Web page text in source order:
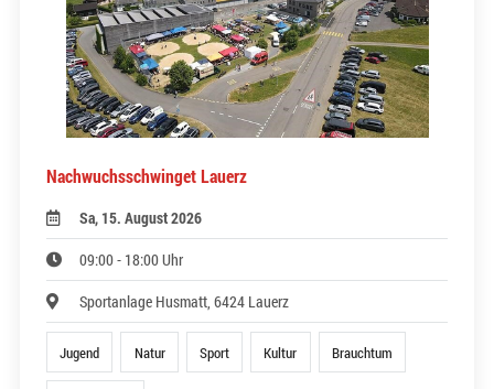
Nachwuchsschwinget Lauerz
Sa, 15. August 2026
09:00 - 18:00 Uhr
Sportanlage Husmatt, 6424 Lauerz
Jugend Natur Sport Kultur Brauchtum